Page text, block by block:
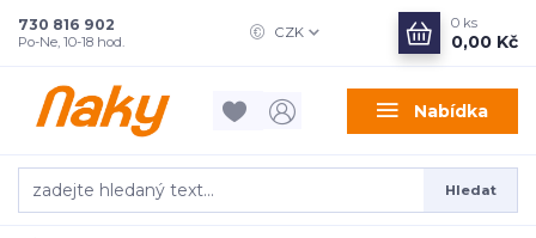
Nabídka
CZK
Hledat
730 816 902
Po-Ne, 10-18 hod.
0 ks
0,00 Kč